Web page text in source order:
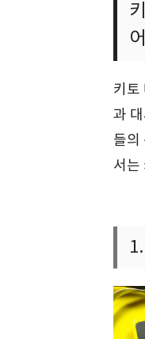
키토
과
들의
서는
1.